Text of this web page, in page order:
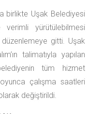
birlikte Uşak Belediyesi
yürütülebilmesi
gitti. Uşak
talimatıyla yapılan
tüm hizmet
çalışma saatleri
değiştirildi.